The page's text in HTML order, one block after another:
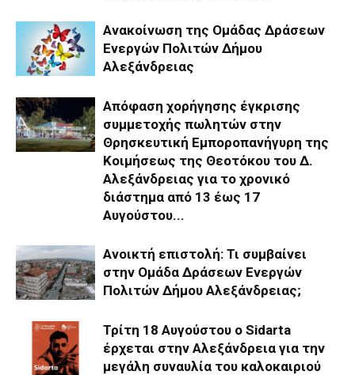
Ανακοίνωση της Ομάδας Δράσεων
Ενεργών Πολιτών Δήμου
Αλεξάνδρειας
Απόφαση χορήγησης έγκρισης
συμμετοχής πωλητών στην
Θρησκευτική Εμποροπανήγυρη της
Κοιμήσεως της Θεοτόκου του Δ.
Αλεξάνδρειας για το χρονικό
διάστημα από 13 έως 17
Αυγούστου...
Ανοικτή επιστολή: Τι συμβαίνει
στην Ομάδα Δράσεων Ενεργών
Πολιτών Δήμου Αλεξάνδρειας;
Τρίτη 18 Αυγούστου ο Sidarta
έρχεται στην Αλεξάνδρεια για την
μεγάλη συναυλία του καλοκαιριού